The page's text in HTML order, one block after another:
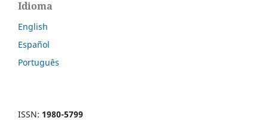
Idioma
English
Español
Português
ISSN: 1980-5799